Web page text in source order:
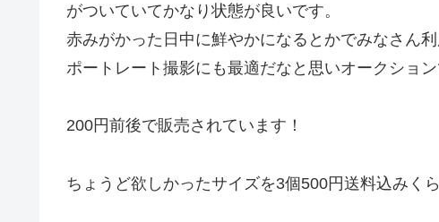
がついていてかなり状態が良いです。
赤みがかった日中に鮮やかになるとかでみなさん
ポートレート撮影にも最適だなと思いオークション
200円前後で販売されています！
ちょうど欲しかったサイズを3個500円送料込みく